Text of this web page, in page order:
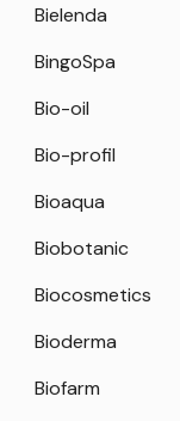
Bielenda
BingoSpa
Bio-oil
Bio-profil
Bioaqua
Biobotanic
Biocosmetics
Bioderma
Biofarm